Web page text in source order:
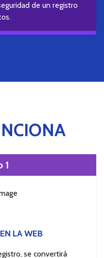
de un registro
1
LA WEB
se convertirá